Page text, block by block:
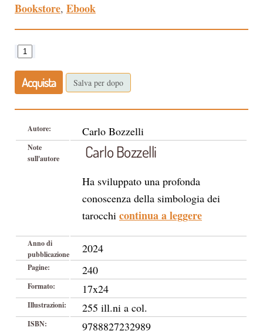
Bookstore, Ebook
Acquista Salva per dopo
Autore: Carlo Bozzelli
Note
sull'autore
Carlo Bozzelli
Ha sviluppato una profonda
conoscenza della simbologia dei
tarocchi continua a leggere
Anno di
pubblicazione
2024
Pagine: 240
Formato: 17x24
Illustrazioni: 255 ill.ni a col.
ISBN: 9788827232989